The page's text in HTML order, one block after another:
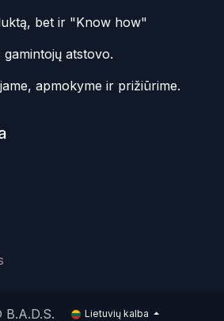
bet ir "Know how"
atstovo.
apmokyme ir prižiūrime.
Lietuvių kalba